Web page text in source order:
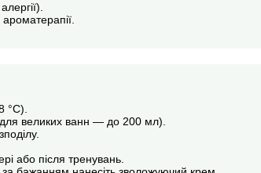
°C).
великих ванн — до 200 мл).
або після тренувань.